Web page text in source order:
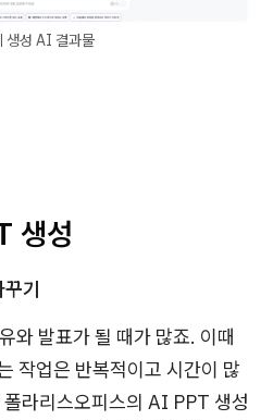
생성 AI 결과물
생성
꾸기
와 발표가 될 때가 많죠. 이때
작업은 반복적이고 시간이 많
라리스오피스의 AI PPT 생성